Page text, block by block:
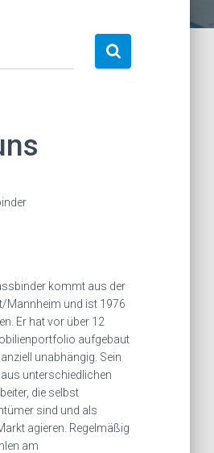
kommt aus der
Mannheim und ist 1976
Er hat vor über 12
aufgebaut
unabhängig. Sein
unterschiedlichen
die selbst
sind und als
agieren. Regelmäßig
am